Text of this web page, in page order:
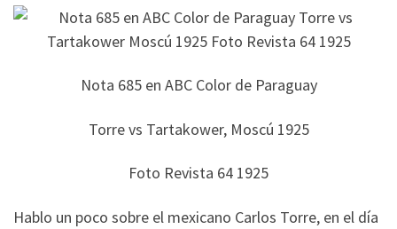
Nota 685 en ABC Color de Paraguay
Torre vs Tartakower, Moscú 1925
Foto Revista 64 1925
Hablo un poco sobre el mexicano Carlos Torre, en el día